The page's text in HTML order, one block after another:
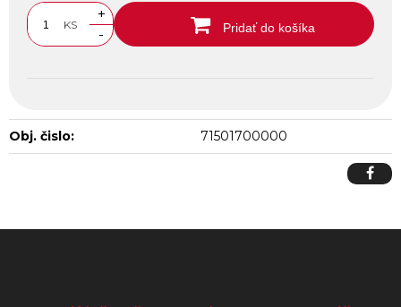
KS
+
-
Pridať do košíka
Obj. čislo: 71501700000